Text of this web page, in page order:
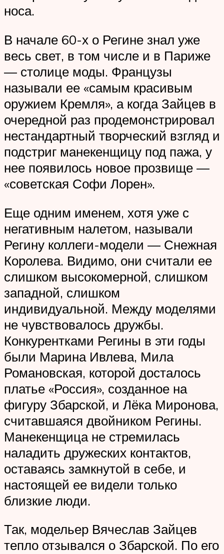
носа.
В начале 60-х о Регине знал уже
весь свет, в том числе и в Париже
— столице моды. Французы
называли ее «самым красивым
оружием Кремля», а когда Зайцев в
очередной раз продемонстрировал
нестандартный творческий взгляд и
подстриг манекенщицу под пажа, у
нее появилось новое прозвище —
«советская Софи Лорен».
Еще одним именем, хотя уже с
негативным налетом, называли
Регину коллеги-модели — Снежная
Королева. Видимо, они считали ее
слишком высокомерной, слишком
западной, слишком
индивидуальной. Между моделями
не чувствовалось дружбы.
Конкурентками Регины в эти годы
были Марина Ивлева, Мила
Романовская, которой досталось
платье «Россия», созданное на
фигуру Збарской, и Лёка Миронова,
считавшаяся двойником Регины.
Манекенщица не стремилась
наладить дружеских контактов,
оставаясь замкнутой в себе, и
настоящей ее видели только
близкие люди.
Так, модельер Вячеслав Зайцев
тепло отзывался о Збарской. По его